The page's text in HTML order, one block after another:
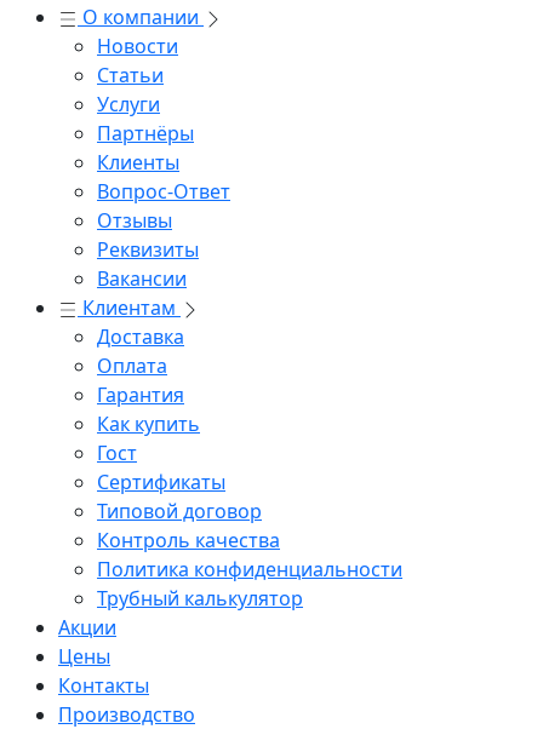
О компании
Новости
Статьи
Услуги
Партнёры
Клиенты
Вопрос-Ответ
Отзывы
Реквизиты
Вакансии
Клиентам
Доставка
Оплата
Гарантия
Как купить
Гост
Сертификаты
Типовой договор
Контроль качества
Политика конфиденциальности
Трубный калькулятор
Акции
Цены
Контакты
Производство